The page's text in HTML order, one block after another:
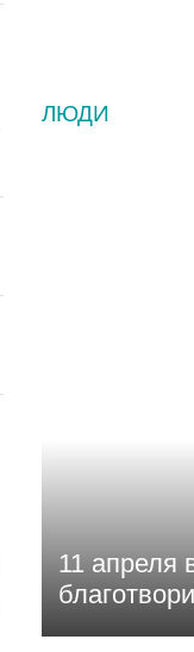
ЛЮДИ
11 апреля